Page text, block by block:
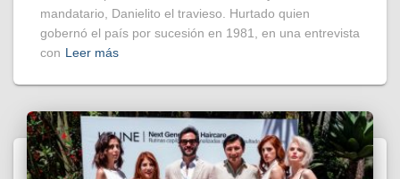
mandatario, Danielito el travieso. Hurtado quien
gobernó el país por sucesión en 1981, en una entrevista
con Leer más